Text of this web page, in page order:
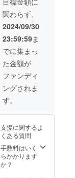
駅近辺
（詳細
な住所
は後日
ご連絡
にて共
有しま
す）
い。」
レシピ
付きで
す。 質
問は電
話で受
け付け
ますの
でキャ
ンプ
ファイ
ヤーま
グラム
からご
連絡く
ださ
い。 ・
実施概
す。 お
一人様
または
お連れ
の方も
含めた
二名
様。
2024年
12月ま
でに開
弟2人で
教えま
す。 ３
日間か
けて行
います
関わらず、
2024/09/30
23:59:59ま
でに集まっ
た金額が
ファンディ
ングされま
す。
支援に関するよ
くある質問
手数料はいく
らかかります
か？